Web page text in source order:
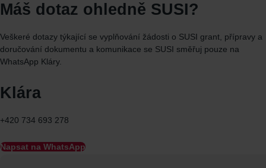
Máš dotaz ohledně SUSI?
Veškeré dotazy týkající se vyplňování žádosti o SUSI grant, přípravy a
doručování dokumentu a komunikace se SUSI směřuj pouze na
WhatsApp Kláry.
Klára
+420 734 693 278
Napsat na WhatsApp